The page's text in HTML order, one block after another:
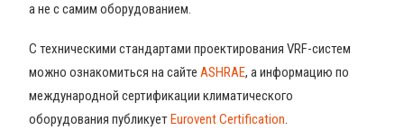
а не с самим оборудованием.
С техническими стандартами проектирования VRF-систем
можно ознакомиться на сайте ASHRAE, а информацию по
международной сертификации климатического
оборудования публикуетEurovent Certification.